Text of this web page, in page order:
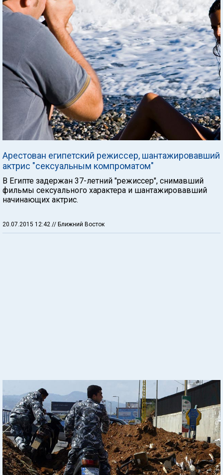
Арестован египетский режиссер, шантажировавший
актрис "сексуальным компроматом"
В Египте задержан 37-летний "режиссер", снимавший
фильмы сексуального характера и шантажировавший
начинающих актрис.
20.07.2015 12:42 // Ближний Восток